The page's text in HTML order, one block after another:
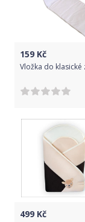
159 Kč
499 Kč